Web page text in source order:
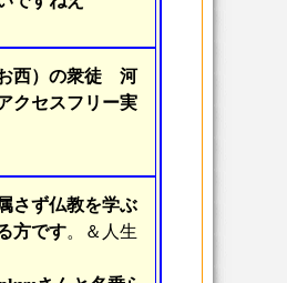
西）の衆徒 河
クセスフリー実
さず仏教を学ぶ
方です。＆人生